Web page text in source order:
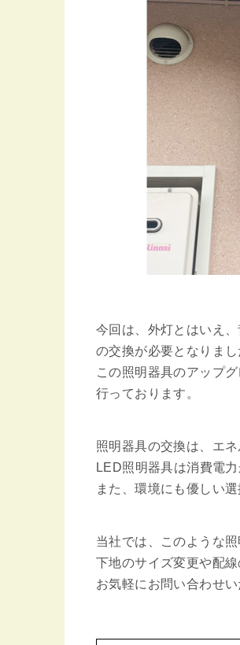
今回は、外灯とはいえ
の交換が必要となりまし
この照明器具のアップ
行っております。
照明器具の交換は、エ
LED照明器具は消費電
また、環境にも優しい選
当社では、このような
下地のサイズ変更や配
お気軽にお問い合わせい